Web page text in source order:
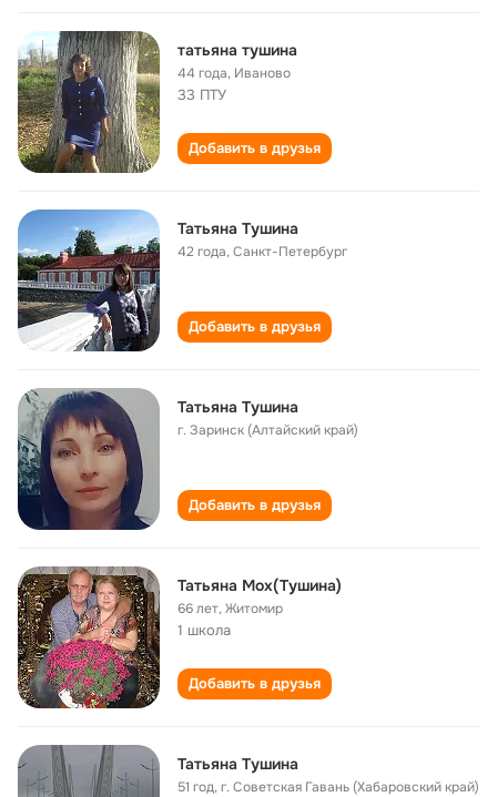
татьяна тушина
44 года, Иваново
33 ПТУ
Добавить в друзья
Татьяна Тушина
42 года,Санкт-Петербург
Добавить в друзья
Татьяна Тушина
г. Заринск (Алтайский край)
Добавить в друзья
Татьяна Мох(Тушина)
66 лет,Житомир
1 школа
Добавить в друзья
Татьяна Тушина
51 год,г. Советская Гавань (Хабаровский край)